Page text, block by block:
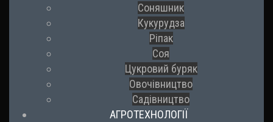
Соняшник
Кукурудза
Ріпак
Соя
Цукровий буряк
Овочівництво
Садівництво
АГРОТЕХНОЛОГІЇ